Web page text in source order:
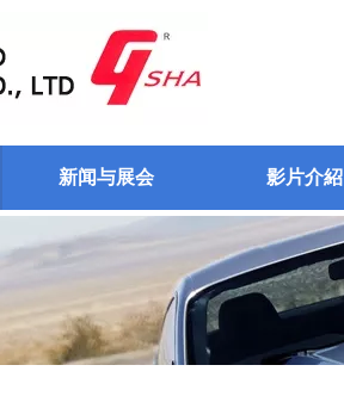
新闻与展会 影片介紹